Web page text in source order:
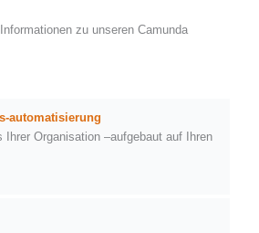
zu unseren Camunda
automatisierung
Ihrer Organisation –aufgebaut auf Ihren